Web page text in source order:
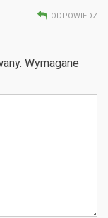
ODPOWIEDZ
Wymagane